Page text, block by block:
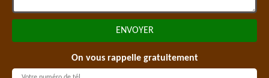
On vous rappelle gratuitement